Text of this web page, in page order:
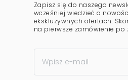
Zapisz się do naszego
wcześniej wiedzieć o
ekskluzywnych ofertach.
na pierwsze zamówienie po